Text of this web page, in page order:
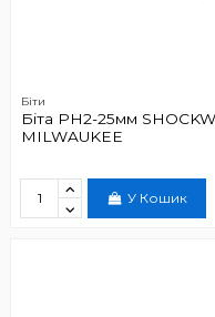
Біти
Біта РН2-25мм
MILWAUKEE
У Кошик